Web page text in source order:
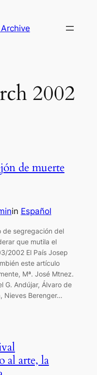
2002
de muerte
in Español
de segregación del
que mutila el
2002 El País Josep
este artículo
Mª. José Mtnez.
G. Andújar, Álvaro de
Nieves Berenger…
al arte, la